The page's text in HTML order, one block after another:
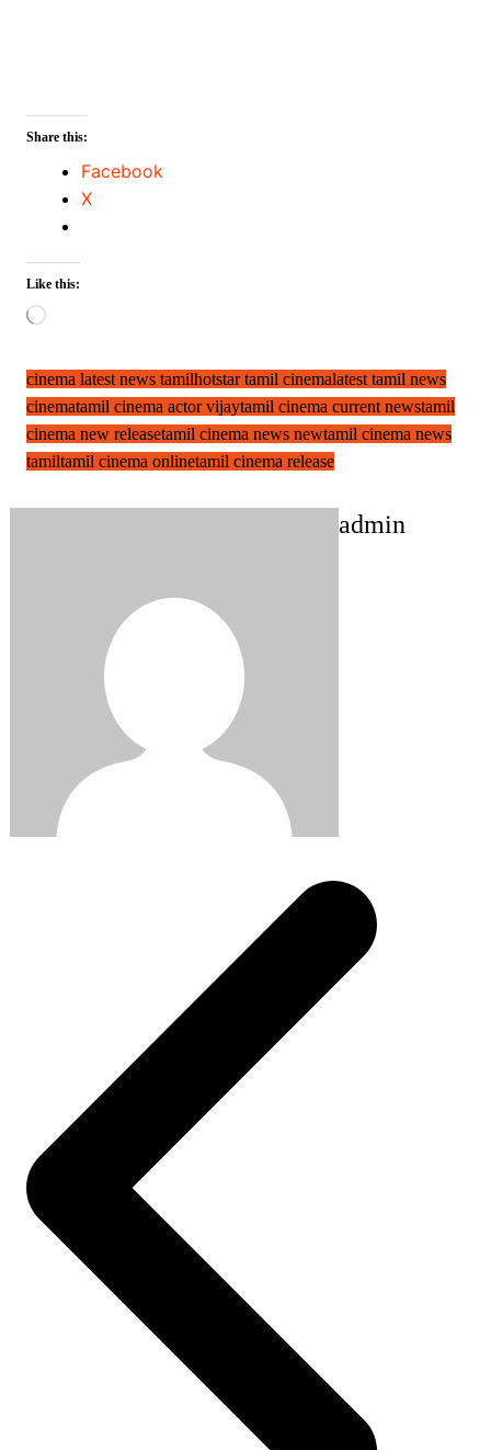
Share this:
Facebook
X
Like this:
Loading…
cinema latest news tamilhotstar tamil cinemalatest tamil news
cinematamil cinema actor vijaytamil cinema current newstamil
cinema new releasetamil cinema news newtamil cinema news
tamiltamil cinema onlinetamil cinema release
admin